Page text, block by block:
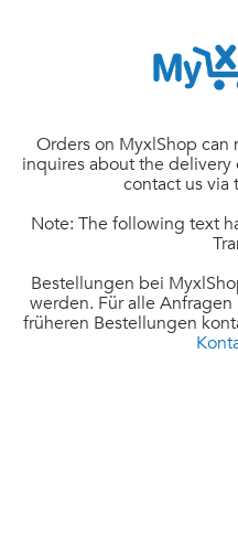
Orders on MyxlShop
inquires about the delivery
contact us via
Note: The following text
Bestellungen bei
werden. Für alle
früheren Bestellungen